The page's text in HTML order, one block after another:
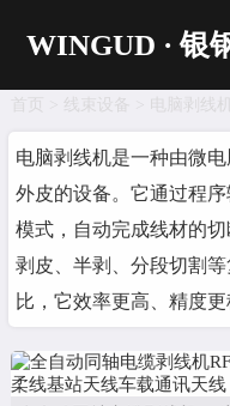
WINGUD · 银
自动生产线
自动端子机
首页 线束设备 电脑剥线机
电脑剥线机是一种由微
外皮的设备。它通过程
模式，自动完成线材的
剥皮、半剥、分段切割
比，它效率更高、精度